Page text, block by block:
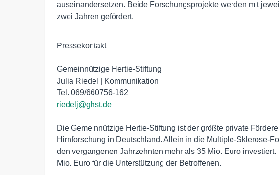
auseinandersetzen. Beide Forschungsprojekte werden mit
zwei Jahren gefördert.
Pressekontakt
Gemeinnützige Hertie-Stiftung
Julia Riedel | Kommunikation
riedelj@ghst.de
Die Gemeinnützige Hertie-Stiftung ist der größte private
Hirnforschung in Deutschland. Allein in die Multiple-Sklerose-
den vergangenen Jahrzehnten mehr als 35 Mio. Euro
Mio. Euro für die Unterstützung der Betroffenen.